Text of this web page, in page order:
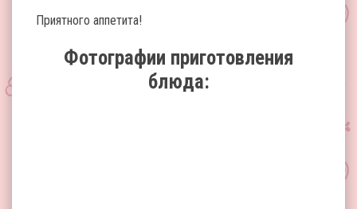
Приятного аппетита!
Фотографии приготовления
блюда: